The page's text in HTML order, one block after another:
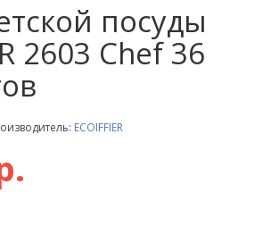
посуды
2603 Chef 36
ECOIFFIER